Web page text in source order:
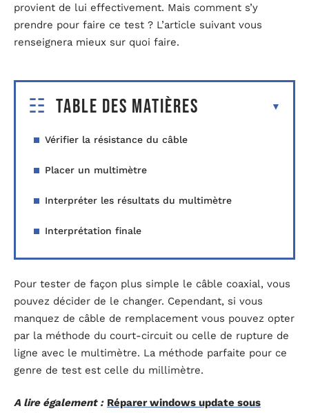
provient de lui effectivement. Mais comment s’y
prendre pour faire ce test ? L’article suivant vous
renseignera mieux sur quoi faire.
Table des matières
Vérifier la résistance du câble
Placer un multimètre
Interpréter les résultats du multimètre
Interprétation finale
Pour tester de façon plus simple le câble coaxial, vous
pouvez décider de le changer. Cependant, si vous
manquez de câble de remplacement vous pouvez opter
par la méthode du court-circuit ou celle de rupture de
ligne avec le multimètre. La méthode parfaite pour ce
genre de test est celle du millimètre.
A lire également : Réparer windows update sous